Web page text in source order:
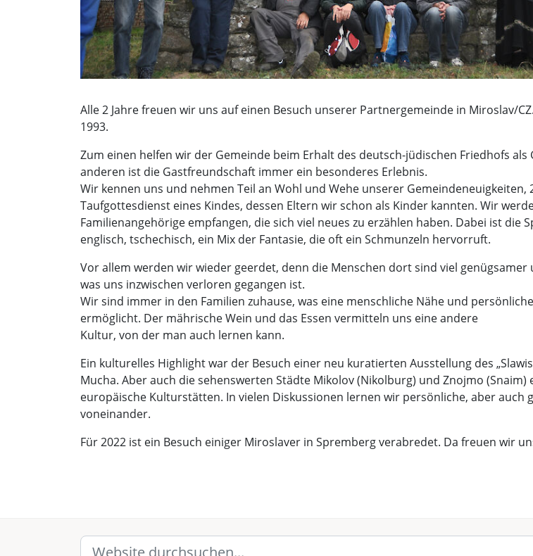
Alle 2 Jahre freuen wir uns auf einen Besuch unserer Partnergemeinde in Miroslav/
1993.
Zum einen helfen wir der Gemeinde beim Erhalt des deutsch-jüdischen Friedhofs als
anderen ist die Gastfreundschaft immer ein besonderes Erlebnis.
Wir kennen uns und nehmen Teil an Wohl und Wehe unserer Gemeindeneuigkeiten,
Taufgottesdienst eines Kindes, dessen Eltern wir schon als Kinder kannten. Wir
Familienangehörige empfangen, die sich viel neues zu erzählen haben. Dabei ist die
englisch, tschechisch, ein Mix der Fantasie, die oft ein Schmunzeln hervorruft.
Vor allem werden wir wieder geerdet, denn die Menschen dort sind viel
was uns inzwischen verloren gegangen ist.
Wir sind immer in den Familien zuhause, was eine menschliche Nähe und
ermöglicht. Der mährische Wein und das Essen vermitteln uns eine andere
Kultur, von der man auch lernen kann.
Ein kulturelles Highlight war der Besuch einer neu kuratierten Ausstellung des
Mucha. Aber auch die sehenswerten Städte Mikolov (Nikolburg) und Znojmo (Snaim)
europäische Kulturstätten. In vielen Diskussionen lernen wir persönliche, aber auch
voneinander.
Für 2022 ist ein Besuch einiger Miroslaver in Spremberg verabredet. Da freuen wir